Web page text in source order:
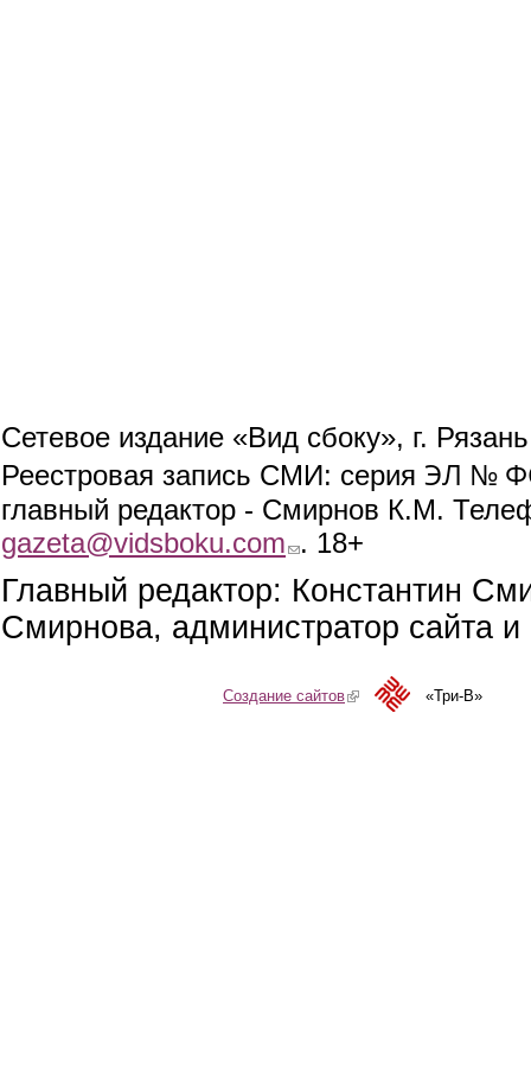
Сетевое издание «Вид сбоку», г.
Реестровая запись СМИ: серия ЭЛ №
главный редактор - Смирнов К.М.
gazeta@vidsboku.com (link sends e-mail)
. 18+
Главный редактор: Константин
Смирнова, администратор сайта
Создание сайтов(link is external)«Три-В»